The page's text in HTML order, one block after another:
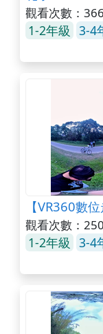
觀看次數：366
1-2年級 3-4
【VR360數
觀看次數：250
1-2年級 3-4